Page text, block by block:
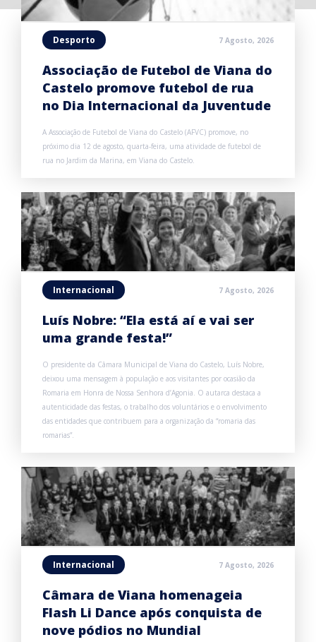
Desporto 7 Agosto, 2026
Associação de Futebol de Viana do
Castelo promove futebol de rua
no Dia Internacional da Juventude
A Associação de Futebol de Viana do Castelo (AFVC) promove, no
próximo dia 12 de agosto, quarta-feira, uma atividade de futebol de
rua no Jardim da Marina, em Viana do Castelo.
Internacional 7 Agosto, 2026
Luís Nobre: “Ela está aí e vai ser
uma grande festa!”
O presidente da Câmara Municipal de Viana do Castelo, Luís Nobre,
deixou uma mensagem à população e aos visitantes por ocasião da
Romaria em Honra de Nossa Senhora d’Agonia. O autarca destaca a
autenticidade das festas, o trabalho dos voluntários e o envolvimento
das entidades que contribuem para a organização da “romaria das
romarias”.
Internacional 7 Agosto, 2026
Câmara de Viana homenageia
Flash Li Dance após conquista de
nove pódios no Mundial